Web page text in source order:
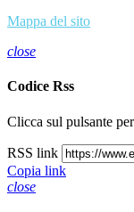
Mappa del sito
close
Codice Rss
Clicca sul pulsante
RSS link
Copia link
close